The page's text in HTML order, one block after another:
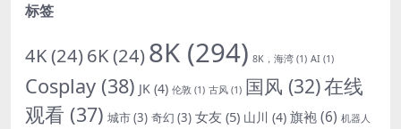
标签
4K(24)6K(24)8K (294) 8K，海湾 (1) AI (1)
Cosplay (38) JK (4) 伦敦 (1) 古风 (1) 国风 (32)在线
观看 (37) 城市(3) 奇幻 (3) 女友 (5) 山川 (4) 旗袍(6) 机器人